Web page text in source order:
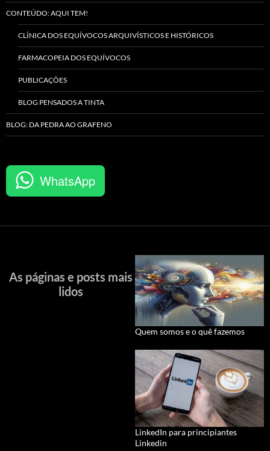
CONTEÚDO: AQUI TEM!
CLÍNICA DOS EQUÍVOCOS ARQUIVÍSTICOS E HISTÓRICOS
FARMACOPEIA DOS EQUÍVOCOS
PUBLICAÇÕES
BLOG PENSADOS A TINTA
BLOG: DA PEDRA AO GRAFENO
WhatsApp
As páginas e posts mais
lidos
Quem somos e o quê fazemos
LinkedIn para principiantes
Linkedin